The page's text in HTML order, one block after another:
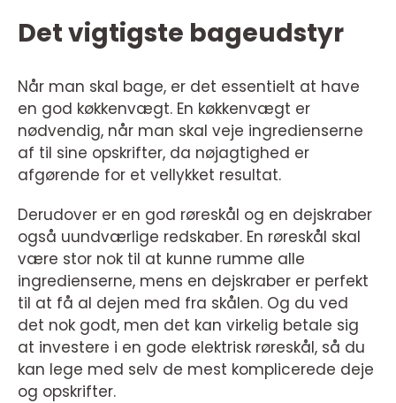
Det vigtigste bageudstyr
Når man skal bage, er det essentielt at have
en god køkkenvægt. En køkkenvægt er
nødvendig, når man skal veje ingredienserne
af til sine opskrifter, da nøjagtighed er
afgørende for et vellykket resultat.
Derudover er en god røreskål og en dejskraber
også uundværlige redskaber. En røreskål skal
være stor nok til at kunne rumme alle
ingredienserne, mens en dejskraber er perfekt
til at få al dejen med fra skålen. Og du ved
det nok godt, men det kan virkelig betale sig
at investere i en gode elektrisk røreskål, så du
kan lege med selv de mest komplicerede deje
og opskrifter.